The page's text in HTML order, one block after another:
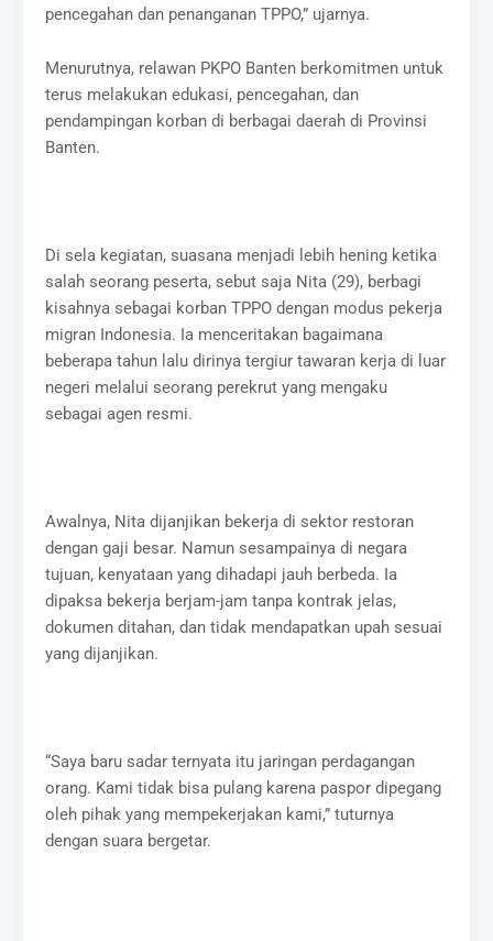
pencegahan dan penanganan TPPO,” ujarnya.
Menurutnya, relawan PKPO Banten berkomitmen untuk
terus melakukan edukasi, pencegahan, dan
pendampingan korban di berbagai daerah di Provinsi
Banten.
Di sela kegiatan, suasana menjadi lebih hening ketika
salah seorang peserta, sebut saja Nita (29), berbagi
kisahnya sebagai korban TPPO dengan modus pekerja
migran Indonesia. Ia menceritakan bagaimana
beberapa tahun lalu dirinya tergiur tawaran kerja di luar
negeri melalui seorang perekrut yang mengaku
sebagai agen resmi.
Awalnya, Nita dijanjikan bekerja di sektor restoran
dengan gaji besar. Namun sesampainya di negara
tujuan, kenyataan yang dihadapi jauh berbeda. Ia
dipaksa bekerja berjam-jam tanpa kontrak jelas,
dokumen ditahan, dan tidak mendapatkan upah sesuai
yang dijanjikan.
“Saya baru sadar ternyata itu jaringan perdagangan
orang. Kami tidak bisa pulang karena paspor dipegang
oleh pihak yang mempekerjakan kami,” tuturnya
dengan suara bergetar.